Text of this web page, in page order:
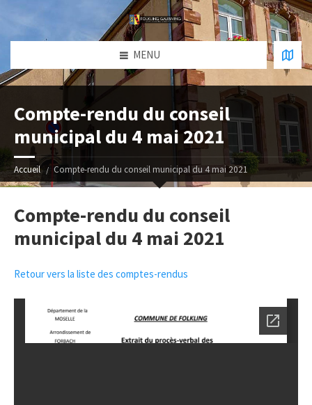
MENU
Compte-rendu du conseil
municipal du 4 mai 2021
Accueil Compte-rendu du conseil municipal du 4 mai 2021
Compte-rendu du conseil
municipal du 4 mai 2021
Retour vers la liste des comptes-rendus